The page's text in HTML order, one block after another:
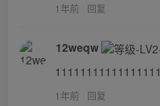
1年前 回复
12weqw
11111111111111111
1年前 回复